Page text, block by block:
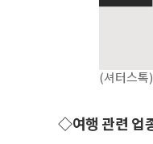
(셔터스톡)
◇여행 관련 업